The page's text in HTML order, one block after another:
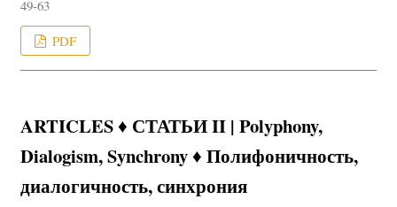
49-63
PDF
ARTICLES ♦ СТАТЬИ II | Polyphony,
Dialogism, Synchrony ♦ Полифоничность,
диалогичность, синхрония